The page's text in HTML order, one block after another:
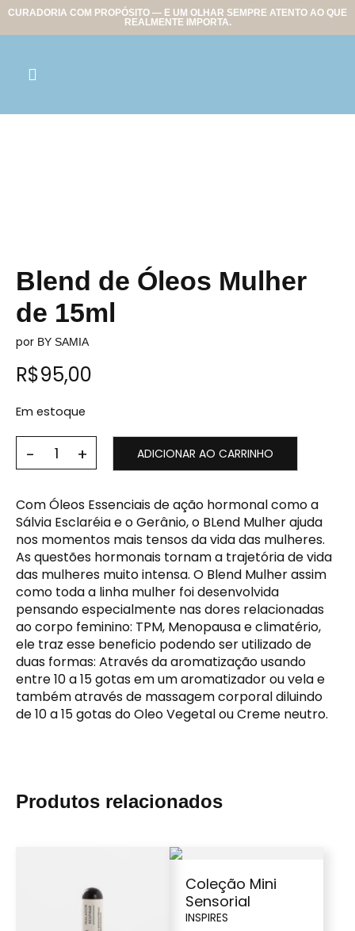
CURADORIA COM PROPÓSITO — E UM OLHAR SEMPRE ATENTO AO QUE
REALMENTE IMPORTA.
Blend de Óleos Mulher
de 15ml
por BY SAMIA
R$95,00
Em estoque
ADICIONAR AO CARRINHO
Com Óleos Essenciais de ação hormonal como a
Sálvia Esclaréia e o Gerânio, o BLend Mulher ajuda
nos momentos mais tensos da vida das mulheres.
As questões hormonais tornam a trajetória de vida
das mulheres muito intensa. O Blend Mulher assim
como toda a linha mulher foi desenvolvida
pensando especialmente nas dores relacionadas
ao corpo feminino: TPM, Menopausa e climatério,
ele traz esse beneficio podendo ser utilizado de
duas formas: Através da aromatização usando
entre 10 a 15 gotas em um aromatizador ou vela e
também através de massagem corporal diluindo
de 10 a 15 gotas do Oleo Vegetal ou Creme neutro.
Produtos relacionados
Coleção Mini
Sensorial
INSPIRES